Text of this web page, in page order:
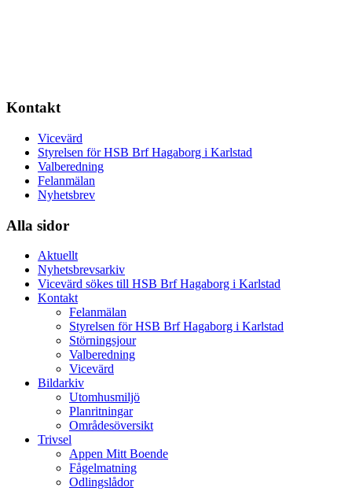
Kontakt
Vicevärd
Styrelsen för HSB Brf Hagaborg i Karlstad
Valberedning
Felanmälan
Nyhetsbrev
Alla sidor
Aktuellt
Nyhetsbrevsarkiv
Vicevärd sökes till HSB Brf Hagaborg i Karlstad
Kontakt
Felanmälan
Styrelsen för HSB Brf Hagaborg i Karlstad
Störningsjour
Valberedning
Vicevärd
Bildarkiv
Utomhusmiljö
Planritningar
Områdesöversikt
Trivsel
Appen Mitt Boende
Fågelmatning
Odlingslådor